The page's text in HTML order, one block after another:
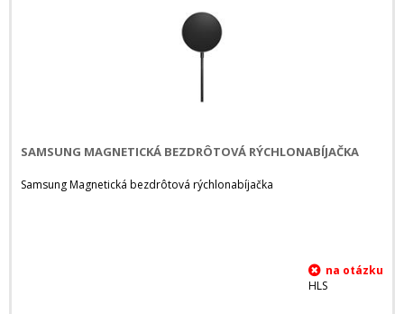
SAMSUNG MAGNETICKÁ BEZDRÔTOVÁ RÝCHLONABÍJAČKA
Samsung Magnetická bezdrôtová rýchlonabíjačka
HLS